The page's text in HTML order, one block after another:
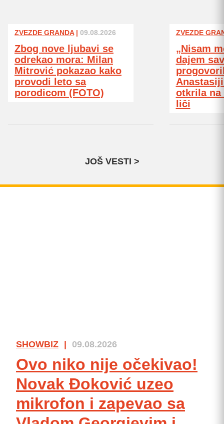
ZVEZDE GRANDA| 09.08.2026
Zbog nove ljubavi se
odrekao mora: Milan
Mitrović pokazao kako
provodi leto sa
porodicom (FOTO)
ZVEZDE
„Nisam
dajem
otkrila na
liči
JOŠ VESTI >
SHOWBIZ 09.08.2026
Ovo niko nije očekivao!
Novak Đoković uzeo
mikrofon i zapevao sa